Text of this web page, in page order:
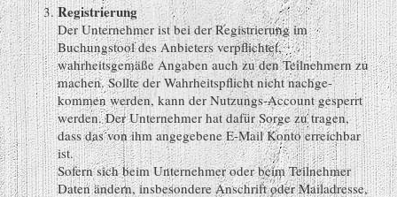
Registrierung
Der Unternehmer ist bei der Registrierung im
Buchungstool des Anbieters verpflichtet,
wahrheitsgemäße Angaben auch zu den Teilnehmern zu
machen. Sollte der Wahrheitspflicht nicht nachge-
kommen werden, kann der Nutzungs-Account gesperrt
werden. Der Unternehmer hat dafür Sorge zu tragen,
dass das von ihm angegebene E-Mail Konto erreichbar
ist.
Sofern sich beim Unternehmer oder beim Teilnehmer
Daten ändern, insbesondere Anschrift oder Mailadresse,